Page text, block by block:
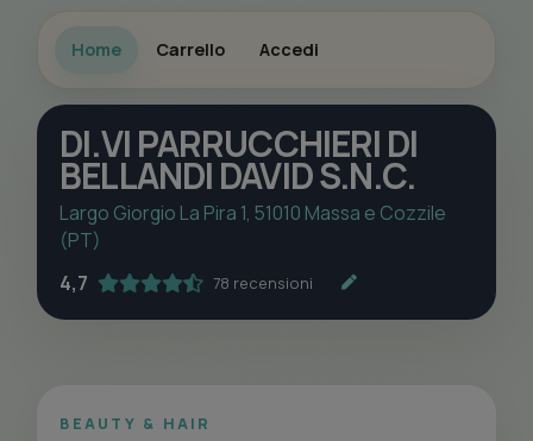
Home Carrello Accedi
DI.VI PARRUCCHIERI DI
BELLANDI DAVID S.N.C.
Largo Giorgio La Pira 1, 51010 Massa e Cozzile
(PT)
4,7
78 recensioni
BEAUTY & HAIR